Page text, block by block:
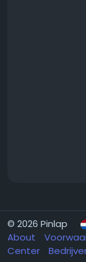
© 2026 Pinlap
About
Center